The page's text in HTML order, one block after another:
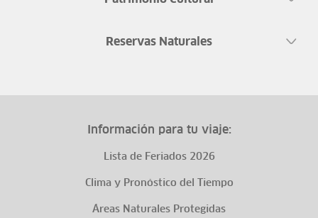
Reservas Naturales
Información para tu viaje:
Lista de Feriados 2026
Clima y Pronóstico del Tiempo
Áreas Naturales Protegidas